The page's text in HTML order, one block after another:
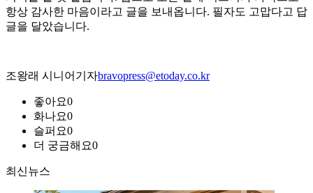
항상 감사한 마음이라고 글을 보내옵니다. 필자도 고맙다고 답
글을 달았습니다.
조왕래 시니어기자bravopress@etoday.co.kr
좋아요0
화나요0
슬퍼요0
더 궁금해요0
최신뉴스